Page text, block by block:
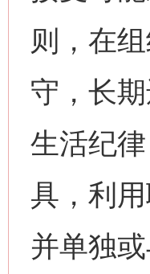
则，在
守，长
生活纪
具，利
并单独